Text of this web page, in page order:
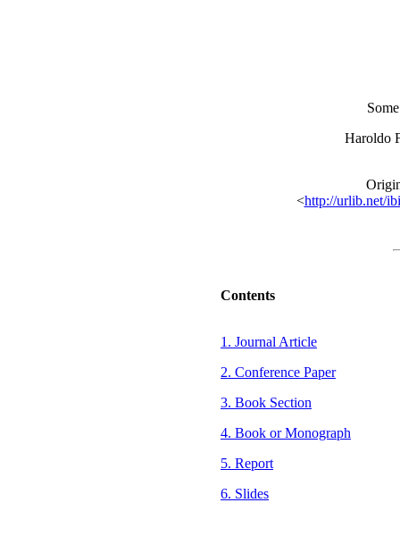
Haroldo
<http://urlib.net/
Contents
1. Journal Article
2. Conference Paper
3. Book Section
4. Book or Monograph
5. Report
6. Slides